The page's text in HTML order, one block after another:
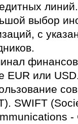
линий.
выбор
с
EUR или
SWIFT